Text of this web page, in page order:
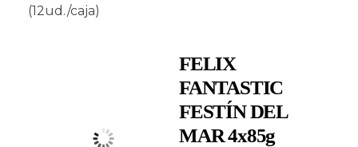
(12ud./caja)
FELIX
FANTASTIC
FESTÍN DEL
MAR 4x85g